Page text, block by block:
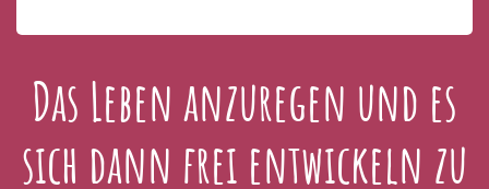
Das Leben anzuregen und es
sich dann frei entwickeln zu